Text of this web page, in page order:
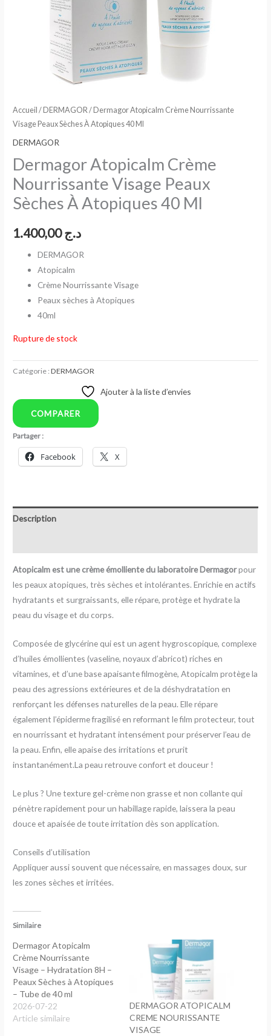
Accueil /DERMAGOR / Dermagor Atopicalm Crème Nourrissante
Visage Peaux Sèches À Atopiques 40 Ml
DERMAGOR
Dermagor Atopicalm Crème
Nourrissante Visage Peaux
Sèches À Atopiques 40 Ml
د.ج1.400,00
DERMAGOR
Atopicalm
Crème Nourrissante Visage
Peaux sèches à Atopiques
40ml
Rupture de stock
Catégorie :DERMAGOR
Ajouter à la liste d’envies
COMPARER
Partager :
Facebook X
Description
Atopicalm est une crème émolliente du laboratoire Dermagorpour
les peaux atopiques, très sèches et intolérantes. Enrichie en actifs
hydratants et surgraissants, elle répare, protège et hydrate la
peau du visage et du corps.
Composée de glycérine qui est un agent hygroscopique, complexe
d’huiles émollientes (vaseline, noyaux d’abricot) riches en
vitamines, et d’une base apaisante filmogène, Atopicalm protège la
peau des agressions extérieures et de la déshydratation en
renforçant les défenses naturelles de la peau. Elle répare
également l’épiderme fragilisé en reformant le film protecteur, tout
en nourrissant et hydratant intensément pour préserver l’eau de
la peau. Enfin, elle apaise des irritations et prurit
instantanément.La peau retrouve confort et douceur !
Le plus ? Une texture gel-crème non grasse et non collante qui
pénètre rapidement pour un habillage rapide, laissera la peau
douce et apaisée de toute irritation dès son application.
Conseils d’utilisation
Appliquer aussi souvent que nécessaire, en massages doux, sur
les zones sèches et irritées.
Similaire
Dermagor Atopicalm
Crème Nourrissante
Visage – Hydratation 8H –
Peaux Sèches à Atopiques
– Tube de 40 ml
2026-07-22
Article similaire
DERMAGOR ATOPICALM
CREME NOURISSANTE
VISAGE